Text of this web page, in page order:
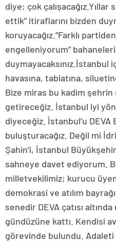
diye; çok çalışacağız.Yıllar
ettik” itiraflarını bizden
koruyacağız.”Farklı
engelleniyorum”
duymayacaksınız.İstanbul
havasına, tabiatına,
Bize miras bu kadim şehrin
getireceğiz. İstanbul iyi
diyeceğiz. İstanbul’u DEVA
buluşturacağız. Değil mi
Şahin’i, İstanbul
sahneye davet ediyorum.
milletvekilimiz; kurucu
demokrasi ve atılım
senedir DEVA çatısı
gündüzüne kattı. Kendisi
görevinde bulundu.